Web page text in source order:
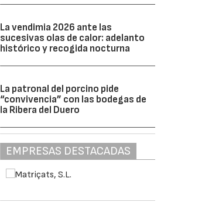
La vendimia 2026 ante las
sucesivas olas de calor: adelanto
histórico y recogida nocturna
La patronal del porcino pide
“convivencia” con las bodegas de
la Ribera del Duero
EMPRESAS DESTACADAS